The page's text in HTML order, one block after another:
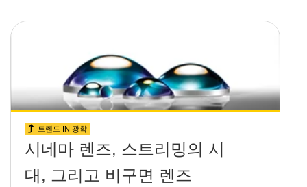
트렌드 IN 광학
시네마 렌즈, 스트리밍의 시
대, 그리고 비구면 렌즈